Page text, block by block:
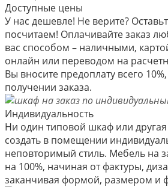
Доступные цены
У нас дешевле! Не верите?
посчитаем! Оплачивайте заказ
вас способом – наличными,
онлайн или переводом на
Вы вносите предоплату всего
получении заказа.
Индивидуальность
Ни один типовой шкаф или
создать в помещении
неповторимый стиль. Мебель на
на 100%, начиная от фактуры,
заканчивая формой, размером и